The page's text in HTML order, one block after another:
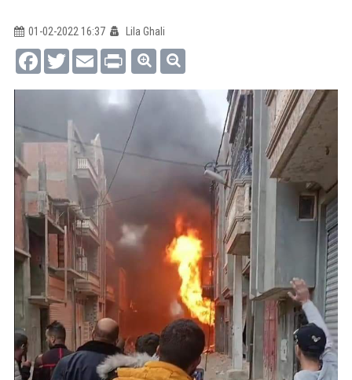
01-02-2022 16:37
Lila Ghali
FacebookTwitterEmail Print